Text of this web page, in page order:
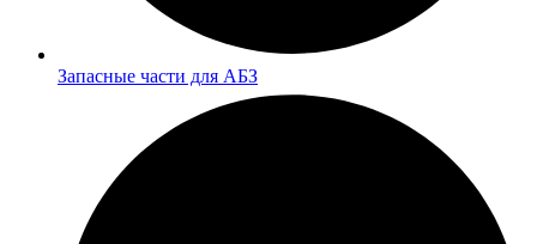
Запасные части для АБЗ